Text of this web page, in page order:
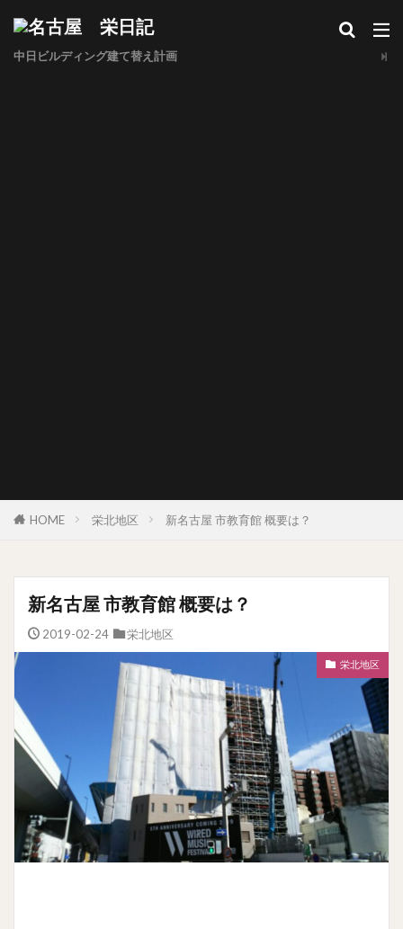
中日ビルディング建て替え計画
HOME 栄北地区 新名古屋 市教育館 概要は？
新名古屋 市教育館 概要は？
2019-02-24 栄北地区
栄北地区